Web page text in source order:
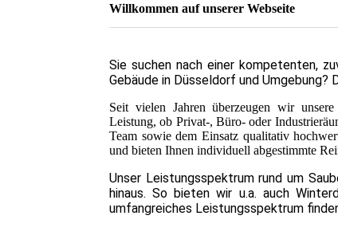
Willkommen auf unserer Webseite
Sie suchen nach einer kompetenten,
Gebäude in Düsseldorf und Umgebung?
Seit vielen Jahren überzeugen wir
Leistung, ob Privat-, Büro- oder
Team sowie dem Einsatz qualitativ
und bieten Ihnen individuell abgestimmte
Unser Leistungsspektrum rund um
hinaus. So bieten wir u.a. auch
umfangreiches Leistungsspektrum